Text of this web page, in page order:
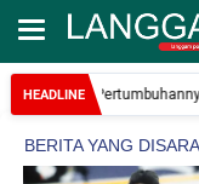
HEADLINE
Pertumbuhannya